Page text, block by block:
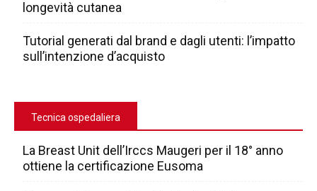
longevità cutanea
Tutorial generati dal brand e dagli utenti: l’impatto
sull’intenzione d’acquisto
Tecnica ospedaliera
La Breast Unit dell’Irccs Maugeri per il 18° anno
ottiene la certificazione Eusoma